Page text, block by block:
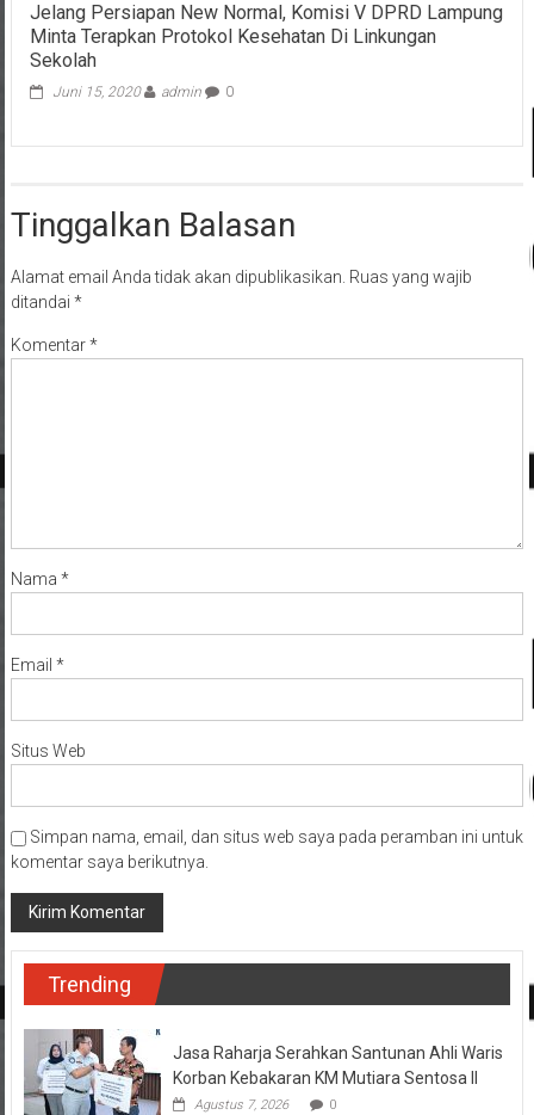
Jelang Persiapan New Normal, Komisi V DPRD Lampung
Minta Terapkan Protokol Kesehatan Di Linkungan
Sekolah
Juni 15, 2020 admin 0
Tinggalkan Balasan
Alamat email Anda tidak akan dipublikasikan. Ruas yang wajib
ditandai *
Komentar*
Nama *
Email *
Situs Web
Simpan nama, email, dan situs web saya pada peramban ini untuk
komentar saya berikutnya.
Trending
Jasa Raharja Serahkan Santunan Ahli Waris
Korban Kebakaran KM Mutiara Sentosa II
Agustus 7, 2026 0